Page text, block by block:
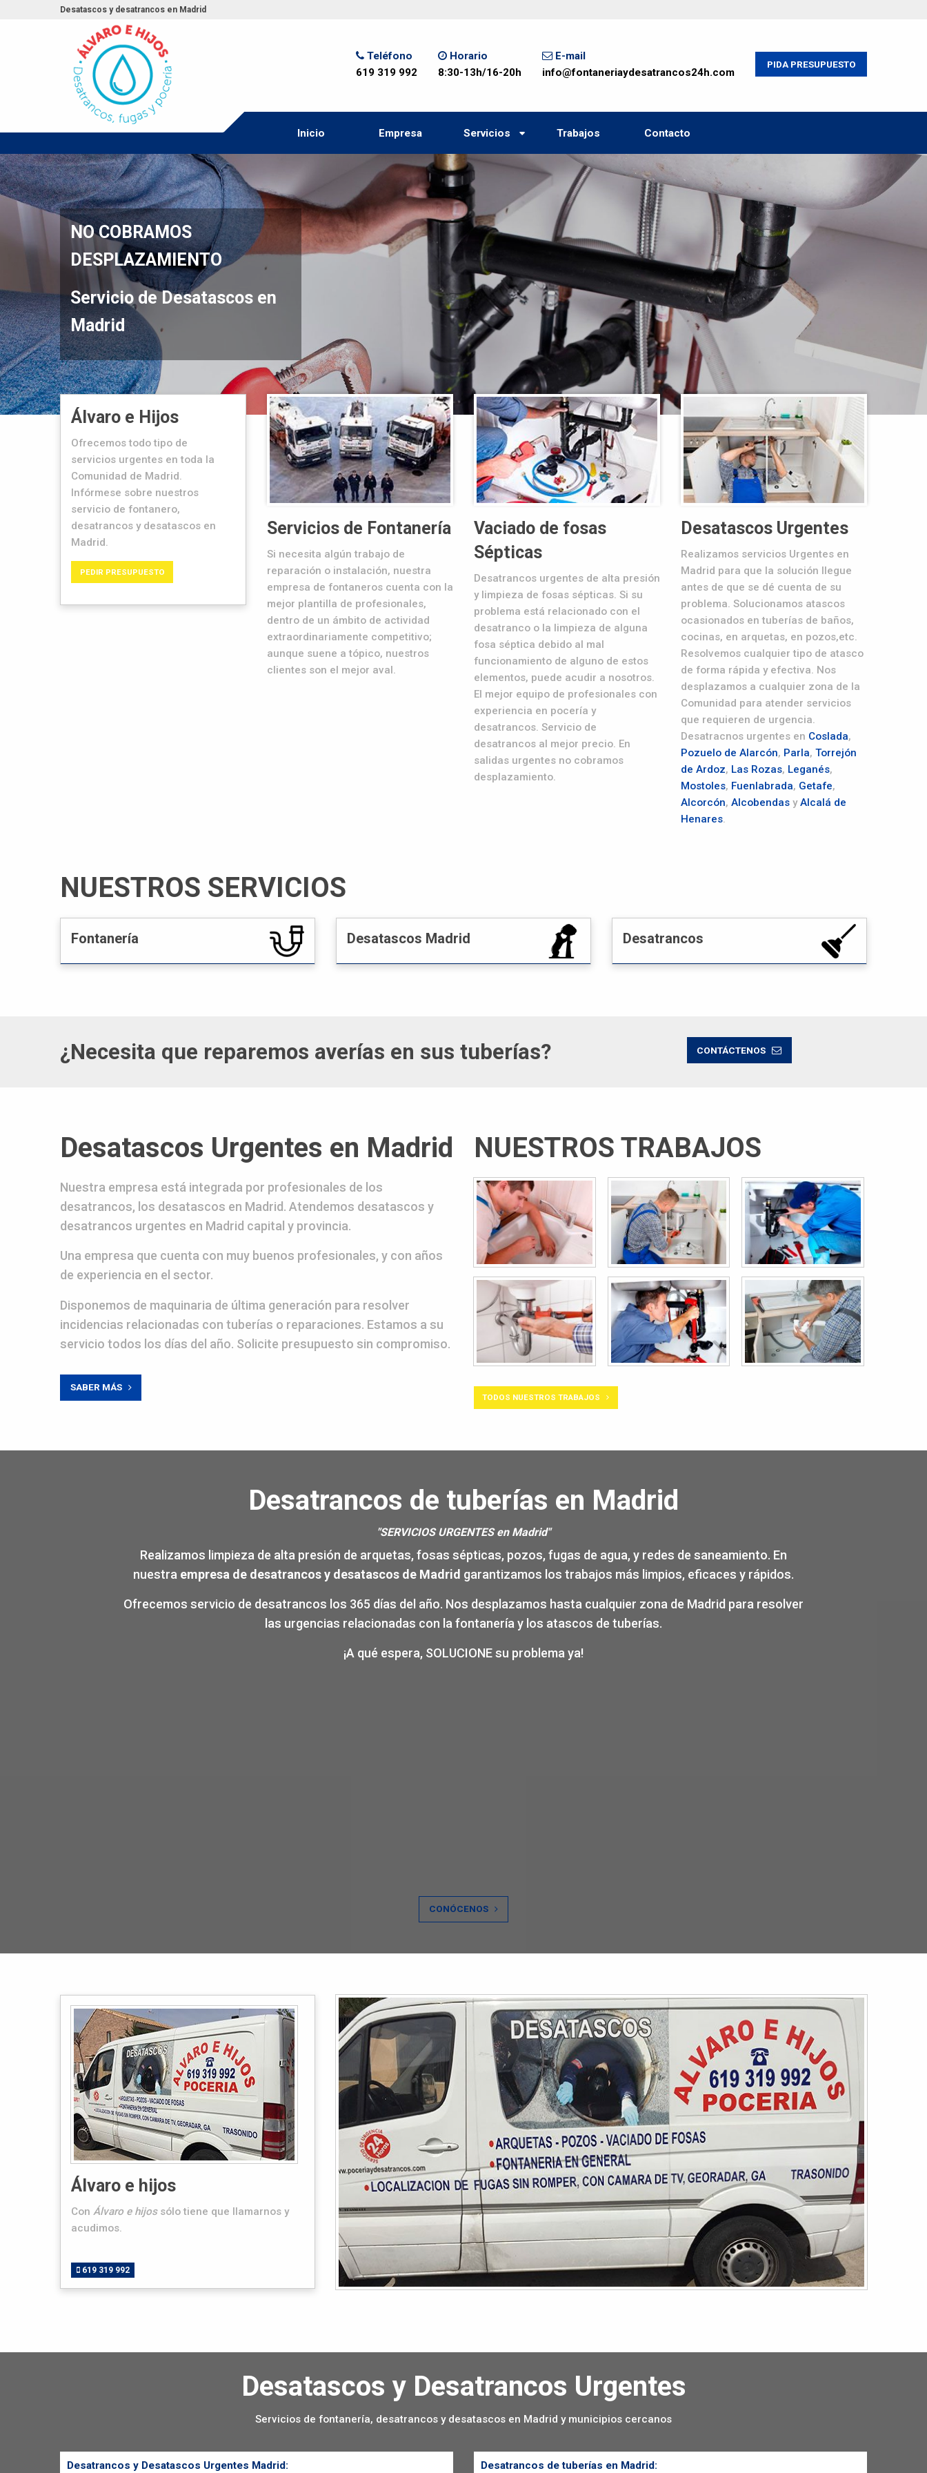
Desatascos y desatrancos en Madrid
Teléfono
619 319 992
Horario
8:30-13h/16-20h
E-mail
info@fontaneriaydesatrancos24h.com
PIDA PRESUPUESTO
Inicio Empresa Servicios Trabajos Contacto
en
NO
Álvaro e Hijos
Ofrecemos todo tipo de
servicios urgentes en toda la
Comunidad de Madrid.
Infórmese sobre nuestros
servicio de fontanero,
desatrancos y desatascos en
Madrid.
PEDIR PRESUPUESTO
Servicios de Fontanería
Si necesita algún trabajo de
reparación o instalación, nuestra
empresa de fontaneros cuenta con la
mejor plantilla de profesionales,
dentro de un ámbito de actividad
extraordinariamente competitivo;
aunque suene a tópico, nuestros
clientes son el mejor aval.
Vaciado de fosas
Sépticas
Desatrancos urgentes de alta presión
y limpieza de fosas sépticas. Si su
problema está relacionado con el
desatranco o la limpieza de alguna
fosa séptica debido al mal
funcionamiento de alguno de estos
elementos, puede acudir a nosotros.
El mejor equipo de profesionales con
experiencia en pocería y
desatrancos. Servicio de
desatrancos al mejor precio. En
salidas urgentes no cobramos
desplazamiento.
Desatascos Urgentes
Realizamos servicios Urgentes en
Madrid para que la solución llegue
antes de que se dé cuenta de su
problema. Solucionamos atascos
ocasionados en tuberías de baños,
cocinas, en arquetas, en pozos,etc.
Resolvemos cualquier tipo de atasco
de forma rápida y efectiva. Nos
desplazamos a cualquier zona de la
Comunidad para atender servicios
que requieren de urgencia.
Desatracnos urgentes en Coslada,
Pozuelo de Alarcón, Parla, Torrejón
de Ardoz, Las Rozas, Leganés,
Mostoles, Fuenlabrada, Getafe,
Alcorcón, AlcobendasyAlcalá de
Henares.
NUESTROS SERVICIOS
Fontanería Desatascos Madrid Desatrancos
¿Necesita que reparemos averías en sus tuberías? CONTÁCTENOS
Desatascos Urgentes en Madrid
Nuestra empresa está integrada por profesionales de los
desatrancos, los desatascos en Madrid. Atendemos desatascos y
desatrancos urgentes en Madrid capital y provincia.
Una empresa que cuenta con muy buenos profesionales, y con años
de experiencia en el sector.
Disponemos de maquinaria de última generación para resolver
incidencias relacionadas con tuberías o reparaciones. Estamos a su
servicio todos los días del año. Solicite presupuesto sin compromiso.
SABER MÁS
NUESTROS TRABAJOS
TODOS NUESTROS TRABAJOS
Desatrancos de tuberías en Madrid
"SERVICIOS URGENTES en Madrid"
Realizamos limpieza de alta presión de arquetas, fosas sépticas, pozos, fugas de agua, y redes de saneamiento. En
nuestra empresa de desatrancos y desatascos de Madrid garantizamos los trabajos más limpios, eficaces y rápidos.
Ofrecemos servicio de desatrancos los 365 días del año. Nos desplazamos hasta cualquier zona de Madrid para resolver
las urgencias relacionadas con la fontanería y los atascos de tuberías.
¡A qué espera, SOLUCIONE su problema ya!
CONÓCENOS
Álvaro e hijos
ConÁlvaro e hijossólo tiene que llamarnos y
acudimos.
619 319 992
Desatascos y Desatrancos Urgentes
Servicios de fontanería, desatrancos y desatascos en Madrid y municipios cercanos
Desatrancos y Desatascos Urgentes Madrid: Desatrancos de tuberías en Madrid: